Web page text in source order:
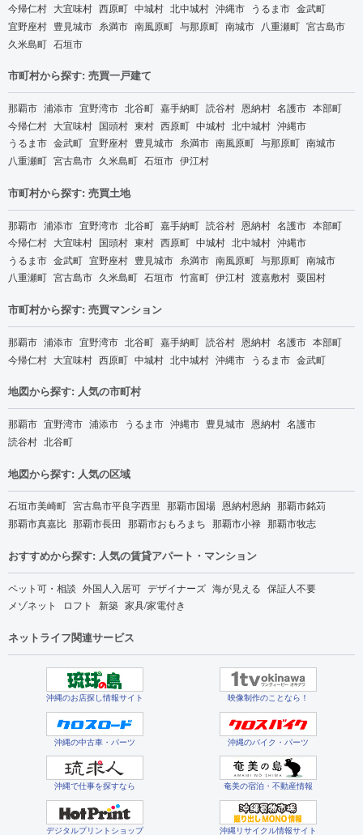
今帰仁村 大宜味村 西原町 中城村 北中城村 沖縄市 うるま市 金武町
宜野座村 豊見城市 糸満市 南風原町 与那原町 南城市 八重瀬町 宮古島市
久米島町 石垣市
市町村から探す: 売買一戸建て
那覇市 浦添市 宜野湾市 北谷町 嘉手納町 読谷村 恩納村 名護市 本部町
今帰仁村 大宜味村 国頭村 東村 西原町 中城村 北中城村 沖縄市
うるま市 金武町 宜野座村 豊見城市 糸満市 南風原町 与那原町 南城市
八重瀬町 宮古島市 久米島町 石垣市 伊江村
市町村から探す: 売買土地
那覇市 浦添市 宜野湾市 北谷町 嘉手納町 読谷村 恩納村 名護市 本部町
今帰仁村 大宜味村 国頭村 東村 西原町 中城村 北中城村 沖縄市
うるま市 金武町 宜野座村 豊見城市 糸満市 南風原町 与那原町 南城市
八重瀬町 宮古島市 久米島町 石垣市 竹富町 伊江村 渡嘉敷村 粟国村
市町村から探す: 売買マンション
那覇市 浦添市 宜野湾市 北谷町 嘉手納町 読谷村 恩納村 名護市 本部町
今帰仁村 大宜味村 西原町 中城村 北中城村 沖縄市 うるま市 金武町
地図から探す: 人気の市町村
那覇市 宜野湾市 浦添市 うるま市 沖縄市 豊見城市 恩納村 名護市
読谷村 北谷町
地図から探す: 人気の区域
石垣市美崎町 宮古島市平良字西里 那覇市国場 恩納村恩納 那覇市銘苅
那覇市真嘉比 那覇市長田 那覇市おもろまち 那覇市小禄 那覇市牧志
おすすめから探す: 人気の賃貸アパート・マンション
ペット可・相談 外国人入居可 デザイナーズ 海が見える 保証人不要
メゾネット
ロフト 新築 家具/家電付き
ネットライフ関連サービス
沖縄のお店探し情報サイト 映像制作のことなら！
沖縄の中古車・パーツ 沖縄のバイク・パーツ
沖縄で仕事を探すなら 奄美の宿泊・不動産情報
デジタルプリントショップ 沖縄リサイクル情報サイト